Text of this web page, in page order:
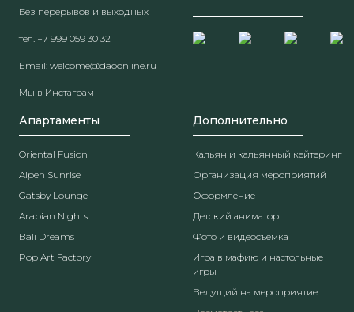
Без перерывов и выходных
тел. +7 999 059 30 32
Email: welcome@daoonline.ru
Мы в Инстаграм
Апартаменты
Oriental Fusion
Alpen Sunrise
Gatsby Lounge
Arabian Nights
Bali Dreams
Pop Art Factory
Дополнительно
Кальян и кальянный кейтеринг
Организация мероприятий
Оформление
Детский аниматор
Фото и видеосъемка
Игра в мафию и настольные
игры
Ведущий на мероприятие